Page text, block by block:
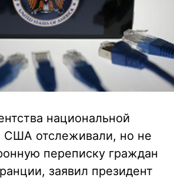
национальной
США отслеживали, но не
переписку граждан
заявил президент